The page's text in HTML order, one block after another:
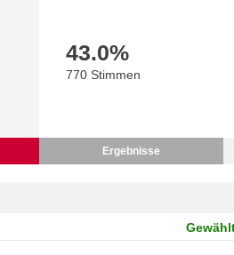
43.0%
770 Stimmen
Ergebnisse